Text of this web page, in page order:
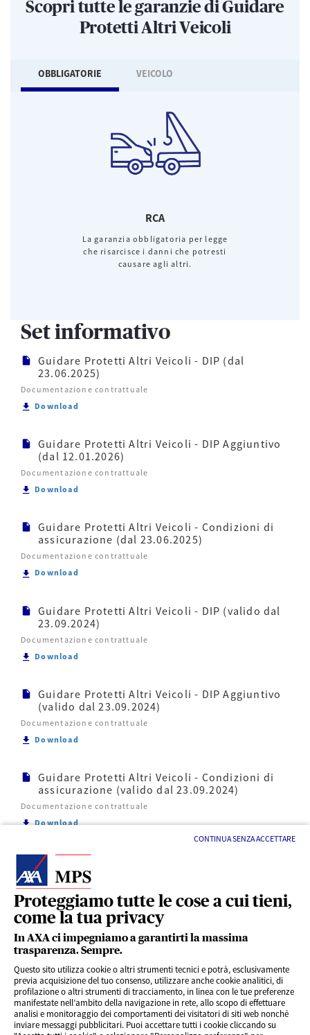
Proteggiamo tutte le cose a cui tieni,
come la tua privacy
In AXA ci impegniamo a garantirti la massima
trasparenza. Sempre.
Questo sito utilizza cookie o altri strumenti tecnici e potrà, esclusivamente
previa acquisizione del tuo consenso, utilizzare anche cookie analitici, di
profilazione o altri strumenti di tracciamento, in linea con le tue preferenze
manifestate nell’ambito della navigazione in rete, allo scopo di effettuare
analisi e monitoraggio dei comportamenti dei visitatori di siti web nonché
inviare messaggi pubblicitari. Puoi accettare tutti i cookie cliccando su
CONTINUA SENZA ACCETTARE
Scopri tutte le garanzie di Guidare
Protetti Altri Veicoli
OBBLIGATORIE VEICOLO
RCA
La garanzia obbligatoria per legge
che risarcisce i danni che potresti
causare agli altri.
Set informativo
Guidare Protetti Altri Veicoli - DIP (dal
23.06.2025)
Documentazione contrattuale
Download
Guidare Protetti Altri Veicoli - DIP Aggiuntivo
(dal 12.01.2026)
Documentazione contrattuale
Download
Guidare Protetti Altri Veicoli - Condizioni di
assicurazione (dal 23.06.2025)
Documentazione contrattuale
Download
Guidare Protetti Altri Veicoli - DIP (valido dal
23.09.2024)
Documentazione contrattuale
Download
Guidare Protetti Altri Veicoli - DIP Aggiuntivo
(valido dal 23.09.2024)
Documentazione contrattuale
Download
Guidare Protetti Altri Veicoli - Condizioni di
assicurazione (valido dal 23.09.2024)
Documentazione contrattuale
DownloadScarica Guidare Protetti Altri Veicoli - Condizioni
LINK UTILI
SERVIZI AL CLIENTE
CHI SIAMO